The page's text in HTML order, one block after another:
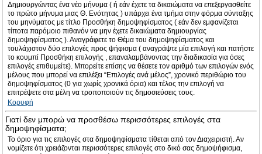
Δημιουργώντας ένα νέο μήνυμα ( ή εάν έχετε τα δικαιώματα να επεξεργασθείτε
το πρώτο μήνυμα μιας Θ. Ενότητας ) υπάρχει ένα τμήμα στην φόρμα σύνταξης
του μηνύματος με τίτλο Προσθήκη δημοψηφίσματος ( εάν δεν εμφανίζεται
τίποτα παρόμοιο πιθανόν να μην έχετε δικαιώματα δημιουργίας
δημοψηφίσματος ). Αναγράφετε το Θέμα του δημοψηφίσματος και
τουλάχιστον δύο επιλογές προς ψήφισμα ( αναγράψτε μία επιλογή και πατήστε
το κουμπί Προσθήκη επιλογής , επαναλαμβάνοντας την διαδικασία για όσες
επιλογές επιθυμείτε). Μπορείτε επίσης να θέσετε τον αριθμό των επιλογών ενός
μέλους που μπορεί να επιλέξει “Επιλογές ανά μέλος”, χρονικό περιθώριο του
δημοψηφίσματος (0 για χωρίς χρονικά όρια) και τέλος την επιλογή να
επιτρέψετε στα μέλη να τροποποιούν τις δημοσιεύσεις τους.
Κορυφή
Γιατί δεν μπορώ να προσθέσω περισσότερες επιλογές στα
δημοψηφίσματα;
Το όριο για τις επιλογές στα δημοψηφίσματα τίθεται από τον Διαχειριστή. Αν
νομίζετε ότι χρειάζονται περισσότερες επιλογές στο δικό σας δημοψήφισμα,